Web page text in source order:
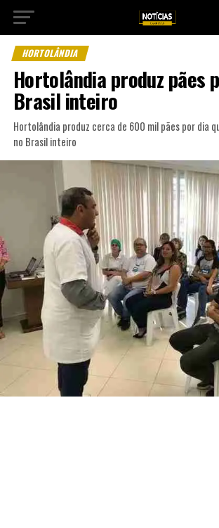
HORTOLÂNDIA
Hortolândia produz pães
Brasil inteiro
Hortolândia produz cerca de 600 mil pães por dia
no Brasil inteiro